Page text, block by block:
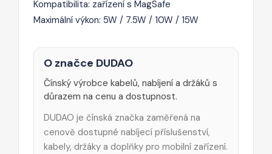
Kompatibilita: zařízení s MagSafe
Maximální výkon: 5W / 7.5W / 10W / 15W
O značce DUDAO
Čínský výrobce kabelů, nabíjení a držáků s
důrazem na cenu a dostupnost.
DUDAO je čínská značka zaměřená na
cenově dostupné nabíjecí příslušenství,
kabely, držáky a doplňky pro mobilní zařízení.